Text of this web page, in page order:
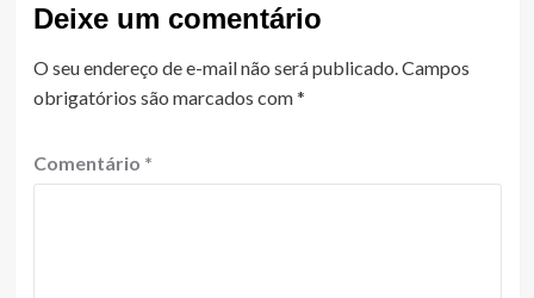
Deixe um comentário
O seu endereço de e-mail não será publicado.Campos
obrigatórios são marcados com*
Comentário *